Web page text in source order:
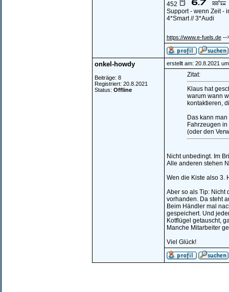
452
Support - wenn Zeit -
4*Smart // 3*Audi
https://www.e-fuels.de--
onkel-howdy
Beiträge: 8
Registriert: 20.8.2021
Status: Offline
erstellt am: 20.8.2021
Zitat:
Klaus hat
warum wann
kontaktieren,
Das kann
Fahrzeugen
(oder den
Nicht unbedingt. Im
Alle anderen stehen
Wen die Kiste also 3.
Aber so als Tip: Nicht
vorhanden. Da steht
Beim Händler mal
gespeichert. Und
Kotflügel getauscht,
Manche Mitarbeiter
Viel Glück!